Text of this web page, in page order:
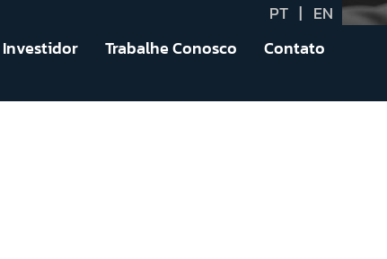
PT | EN
Investidor Trabalhe Conosco Contato